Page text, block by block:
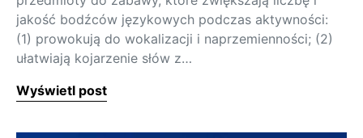
jakość bodźców językowych podczas aktywności:
(1) prowokują do wokalizacji i naprzemienności; (2)
ułatwiają kojarzenie słów z…
Wyświetl post